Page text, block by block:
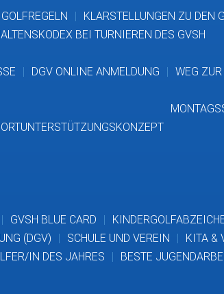
GOLFREGELN KLARSTELLUNGEN ZU DEN
BEI TURNIEREN DES GVSH
DGV ONLINE ANMELDUNG WEG
GVSH BLUE CARD
(DGV)
SCHULE UND VEREIN
KITA &
IN DES JAHRES
BESTE